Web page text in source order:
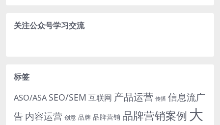
关注公众号学习交流
标签
ASO/ASA SEO/SEM 互联网 产品运营 传播 信息流广
告 内容运营 创意 品牌 品牌营销 品牌营销案例 大